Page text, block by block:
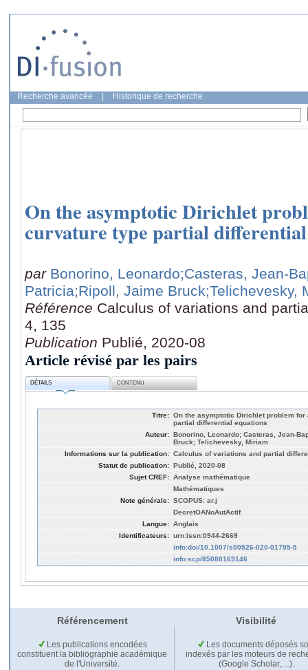
Recherche avancée Historique de recherche
On the asymptotic Dirichlet
curvature type partial
par Bonorino, Leonardo;Casteras, Jean-
Patricia;Ripoll, Jaime Bruck;Telichevesky,
Référence Calculus of variations and
4, 135
Publication Publié, 2020-08
Article révisé par les pairs
DÉTAILS CONTENU
Titre: On the asymptotic Dirichlet problem
partial differential equations
Auteur: Bonorino, Leonardo; Casteras, Jean-
Bruck; Telichevesky, Miriam
Informations sur la publication: Calculus of variations and partial
Statut de publication: Publié, 2020-08
Sujet CREF: Analyse mathématique
Mathématiques
Note générale: SCOPUS: ar.j
DecretOANoAutActif
Langue: Anglais
Identificateurs: urn:issn:0944-2669
info:doi/10.1007/s00526-020-01795-5
info:scp/85088169146
Référencement Visibilité
Les publications encodées
constituent la bibliographie académique
de l'Université.
Les documents déposés
indexés par les moteurs de
(Google Scholar,…).